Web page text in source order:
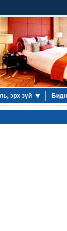
эрх зүй